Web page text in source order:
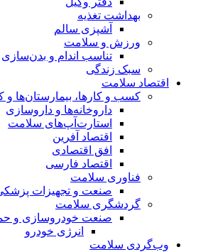
بهداشت تغذیه
آشپزی سالم
ورزش و سلامت
تناسب اندام و بدن‌سازی
سبک زندگی
اقتصاد سلامت
کسب و کارها، بیمارستان‌ها و
داروخانه‌ها و داروسازی
استارت‌آپ‌های سلامت
اقتصاد آفرین
افق اقتصادی
اقتصاد فارسی
فناوری سلامت
صنعت و تجهیزات
گردشگری سلامت
صنعت خودروسازی و
انرژی خودرو
وب‌گردی سلامت